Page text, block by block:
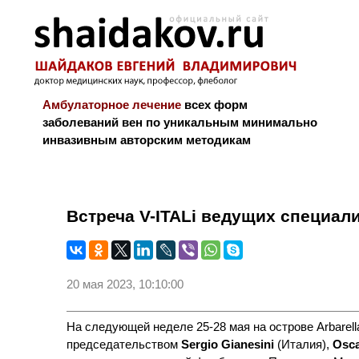
Амбулаторное лечение всех форм
заболеваний вен по уникальным минимально
инвазивным авторским методикам
Встреча V-ITALi ведущих
20 мая 2023, 10:10:00
На следующей неделе 25-28 мая на острове
председательством Sergio Gianesini (Италия),